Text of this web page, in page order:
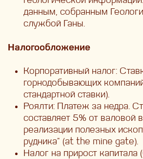
данным, собранным
службой Ганы.
Налогообложение
Корпоративный налог:
горнодобывающих
стандартной ставки).
Роялти: Платеж за недра.
составляет 5% от валовой
реализации полезных
рудника" (at the mine gate).
Налог на прирост капитала